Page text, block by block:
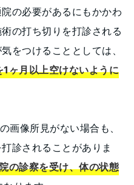
の必要があるにもかかわ
の打ち切りを打診される
をつけることとしては、
ヶ月以上空けないように
画像所見がない場合も、
診されることがありま
の診察を受け、体の状態